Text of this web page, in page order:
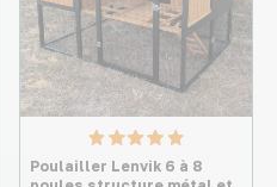
Poulailler Lenvik 6 à 8